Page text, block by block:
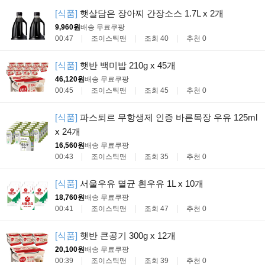
[식품] 햇살담은 장아찌 간장소스 1.7L x 2개
9,960원배송 무료쿠팡
00:47
조이스틱맨 조회 40 추천 0
[식품] 햇반 백미밥 210g x 45개
46,120원배송 무료쿠팡
00:45
조이스틱맨 조회 45 추천 0
[식품] 파스퇴르 무항생제 인증 바른목장 우유 125ml
x 24개
16,560원배송 무료쿠팡
00:43
조이스틱맨 조회 35 추천 0
[식품] 서울우유 멸균 흰우유 1L x 10개
18,760원배송 무료쿠팡
00:41
조이스틱맨 조회 47 추천 0
[식품] 햇반 큰공기 300g x 12개
20,100원배송 무료쿠팡
00:39
조이스틱맨 조회 39 추천 0